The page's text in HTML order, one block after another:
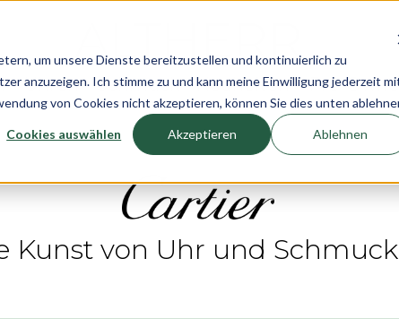
um unsere Dienste bereitzustellen und kontinuierlich zu
anzuzeigen. Ich stimme zu und kann meine Einwilligung jederzeit
von Cookies nicht akzeptieren, können Sie dies unten
Cookies auswählen Akzeptieren Ablehnen
Uhren Schmuck Neuheiten Pre-
Kunst von Uhr und